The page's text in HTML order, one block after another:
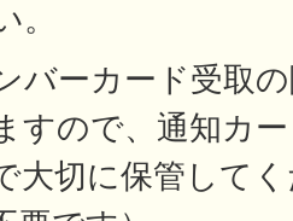
。
バーカード受取
すので、通知カ
大切に保管して